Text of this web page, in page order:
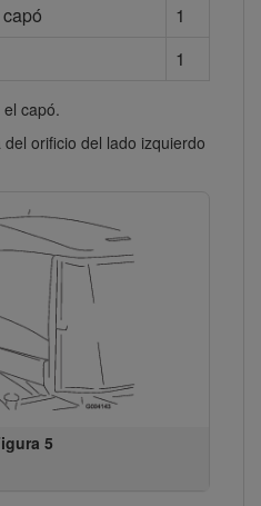
1
1
capó.
orificio del lado izquierdo
5